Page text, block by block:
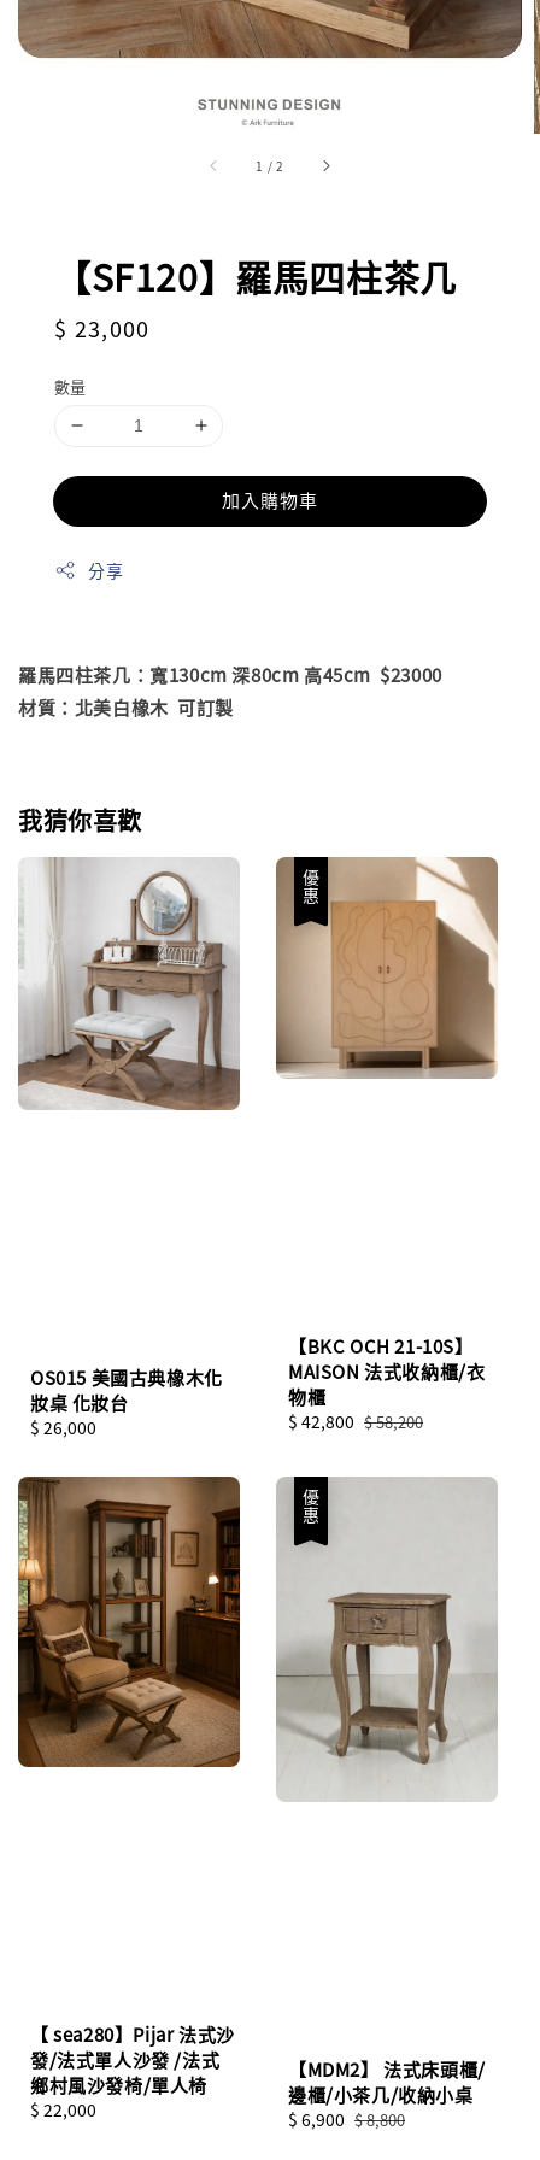
1 /2
【SF120】羅馬四柱茶几
Regular
$ 23,000
數量
加入購物車
分享
羅馬四柱茶几：寬130cm 深80cm 高45cm $23000
材質：北美白橡木 可訂製
我猜你喜歡
OS015 美國古典橡木化
妝桌 化妝台
Regular
$ 26,000
優惠
【BKC OCH 21-10S】
MAISON 法式收納櫃/衣
物櫃
Sale
$ 42,800 Regular
$ 58,200
【 sea280】Pijar 法式沙
發/法式單人沙發 /法式
鄉村風沙發椅/單人椅
Regular
$ 22,000
優惠
【MDM2】 法式床頭櫃/
邊櫃/小茶几/收納小桌
Sale
$ 6,900 Regular
$ 8,800